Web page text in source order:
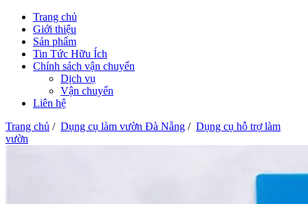
Trang chủ
Giới thiệu
Sản phẩm
Tin Tức Hữu Ích
Chính sách vận chuyển
Dịch vụ
Vận chuyển
Liên hệ
Trang chủ / Dụng cụ làm vườn Đà Nẵng / Dụng cụ hỗ trợ làm
vườn